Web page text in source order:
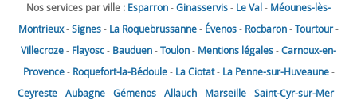
Nos services par ville : Esparron-Ginasservis- Le Val- Méounes-lès-
Montrieux-Signes- La Roquebrussanne- Évenos- Rocbaron-Tourtour-
Villecroze- Flayosc- Bauduen-Toulon- Mentions légales-Carnoux-en-
Provence- Roquefort-la-Bédoule- La Ciotat- La Penne-sur-Huveaune-
Ceyreste-Aubagne-Gémenos-Allauch- Marseille-Saint-Cyr-sur-Mer-